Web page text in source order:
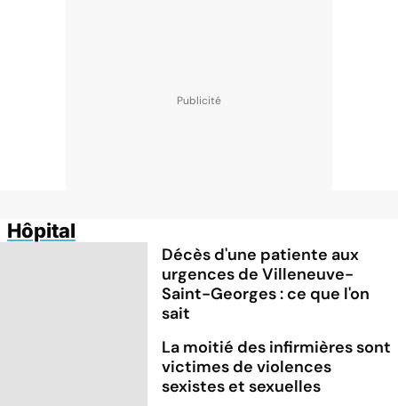
Hôpital
Décès d'une patiente aux
urgences de Villeneuve-
Saint-Georges : ce que l'on
sait
La moitié des infirmières sont
victimes de violences
sexistes et sexuelles